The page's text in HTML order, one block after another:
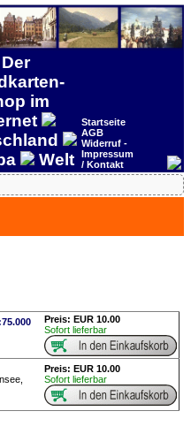
Der
im
Welt
Startseite
AGB
Widerruf -
Impressum
/ Kontakt
Preis: EUR 10.00
Sofort lieferbar
Preis: EUR 10.00
Sofort lieferbar